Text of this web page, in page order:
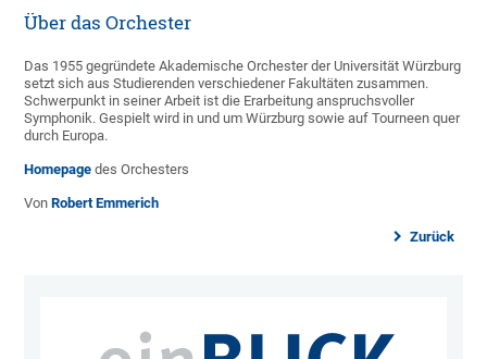
Über das Orchester
Das 1955 gegründete Akademische Orchester der Universität Würzburg
setzt sich aus Studierenden verschiedener Fakultäten zusammen.
Schwerpunkt in seiner Arbeit ist die Erarbeitung anspruchsvoller
Symphonik. Gespielt wird in und um Würzburg sowie auf Tourneen quer
durch Europa.
Homepagedes Orchesters
VonRobert Emmerich
Zurück